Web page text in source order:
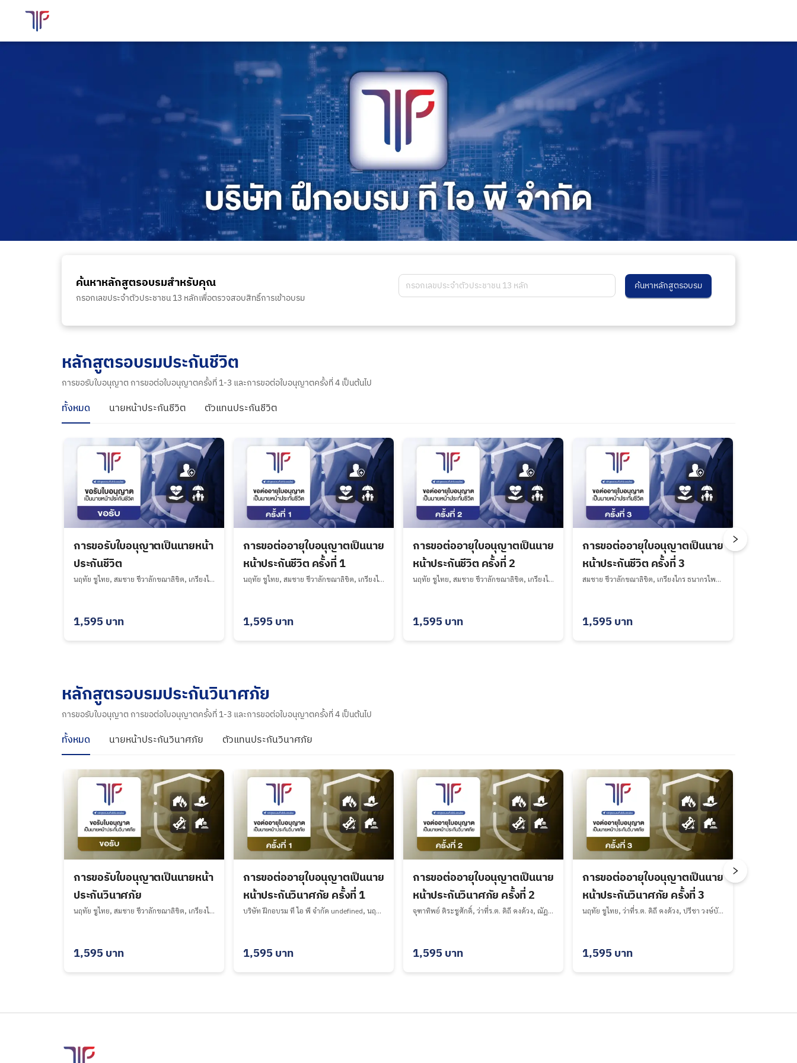
ค้นหาหลักสูตรอบรมสำหรับคุณ
กรอกเลขประจำตัวประชาชน 13 หลักเพื่อตรวจสอบสิทธิ์การเข้าอบรม
ค้นหาหลักสูตรอบรม
หลักสูตรอบรมประกันชีวิต
การขอรับใบอนุญาต การขอต่อใบอนุญาตครั้งที่ 1-3 และการขอต่อใบอนุญาตครั้งที่ 4 เป็นต้นไป
ทั้งหมด นายหน้าประกันชีวิต ตัวแทนประกันชีวิต
การขอรับใบอนุญาตเป็นนายหน้า
ประกันชีวิต
นฤทัย ชูไทย, สมชาย ชีวาลักขณาลิขิต, เกรียงไกร ธนากรไพศาล, บริษัท ฝึกอบรม ที ไอ พี จำกัด undefined
1,595บาท
การขอต่ออายุใบอนุญาตเป็นนาย
หน้าประกันชีวิต ครั้งที่ 1
นฤทัย ชูไทย, สมชาย ชีวาลักขณาลิขิต, เกรียงไกร ธนากรไพศาล, บริษัท ฝึกอบรม ที ไอ พี จำกัด undefined
1,595บาท
การขอต่ออายุใบอนุญาตเป็นนาย
หน้าประกันชีวิต ครั้งที่ 2
นฤทัย ชูไทย, สมชาย ชีวาลักขณาลิขิต, เกรียงไกร ธนากรไพศาล, รตน บุญเชิด, ดวงหทัย รุ่งโรจน์วัฒนา, ณัฎฐณิชา น้อยโกมุท, บริษัท ฝึกอบรม ที ไอ พี จำกัด undefined
1,595บาท
การขอต่ออายุใบอนุญาตเป็นนาย
หน้าประกันชีวิต ครั้งที่ 3
สมชาย ชีวาลักขณาลิขิต, เกรียงไกร ธนากรไพศาล, รตน บุญเชิด, ปรีชา วงษ์บัณฑูรย์, กิตติชัย อัครวิมุต, ณัฎฐณิชา น้อยโกมุท, บริษัท ฝึกอบรม ที ไอ พี จำกัด undefined
1,595บาท
หลักสูตรอบรมประกันวินาศภัย
การขอรับใบอนุญาต การขอต่อใบอนุญาตครั้งที่ 1-3 และการขอต่อใบอนุญาตครั้งที่ 4 เป็นต้นไป
ทั้งหมด นายหน้าประกันวินาศภัย ตัวแทนประกันวินาศภัย
การขอรับใบอนุญาตเป็นนายหน้า
ประกันวินาศภัย
นฤทัย ชูไทย, สมชาย ชีวาลักขณาลิขิต, เกรียงไกร ธนากรไพศาล, บริษัท ฝึกอบรม ที ไอ พี จำกัด undefined
1,595บาท
การขอต่ออายุใบอนุญาตเป็นนาย
หน้าประกันวินาศภัย ครั้งที่ 1
บริษัท ฝึกอบรม ที ไอ พี จำกัด undefined, นฤทัย ชูไทย, ว่าที่ร.ต. ดิถี คงด้วง, สมชาย ชีวาลักขณาลิขิต
1,595บาท
การขอต่ออายุใบอนุญาตเป็นนาย
หน้าประกันวินาศภัย ครั้งที่ 2
จุฑาทิพย์ ติระชูศักดิ์, ว่าที่ร.ต. ดิถี คงด้วง, ณัฎฐณิชา น้อยโกมุท, รตน บุญเชิด, ปรีชา วงษ์บัณฑูรย์, ดวงหทัย รุ่งโรจน์วัฒนา, นฤทัย ชูไทย, บริษัท ฝึกอบรม ที ไอ พี จำกัด undefined
1,595บาท
การขอต่ออายุใบอนุญาตเป็นนาย
หน้าประกันวินาศภัย ครั้งที่ 3
นฤทัย ชูไทย, ว่าที่ร.ต. ดิถี คงด้วง, ปรีชา วงษ์บัณฑูรย์, รตน บุญเชิด, กิตติชัย อัครวิมุต, บริษัท ฝึกอบรม ที ไอ พี จำกัด undefined
1,595บาท